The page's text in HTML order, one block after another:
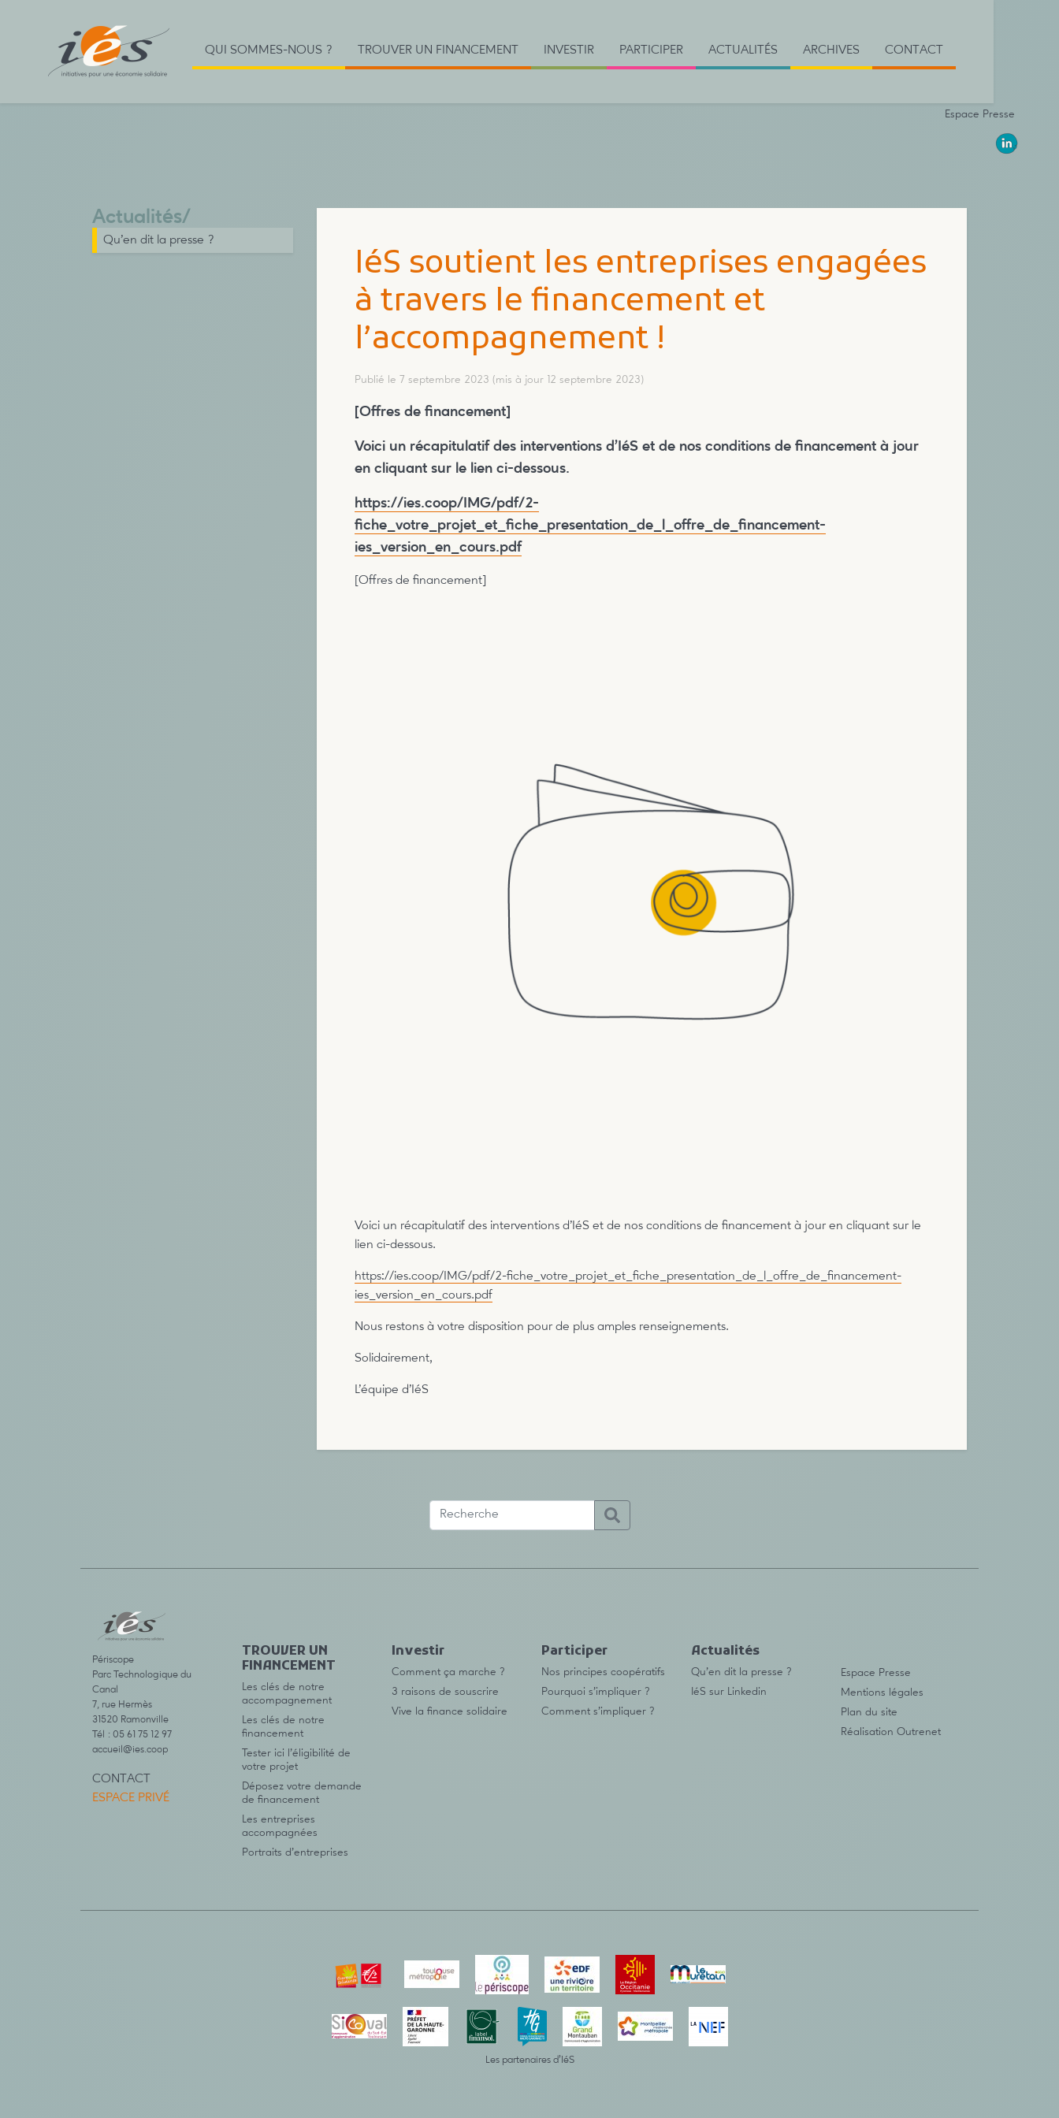
QUI SOMMES-NOUS ? TROUVER UN FINANCEMENT INVESTIR PARTICIPER ACTUALITÉS ARCHIVES CONTACT
Espace Presse
IéS soutient les entreprises engagées
à travers le financement et
l’accompagnement !
Publié le 7 septembre 2023 (mis à jour 12 septembre 2023)
[Offres de financement]
Voici un récapitulatif des interventions d’IéS et de nos conditions de financement à jour
en cliquant sur le lien ci-dessous.
https://ies.coop/IMG/pdf/2-
fiche_votre_projet_et_fiche_presentation_de_l_offre_de_financement-
ies_version_en_cours.pdf
[Offres de financement]
Voici un récapitulatif des interventions d’IéS et de nos conditions de financement à jour en cliquant sur le
lien ci-dessous.
https://ies.coop/IMG/pdf/2-fiche_votre_projet_et_fiche_presentation_de_l_offre_de_financement-
ies_version_en_cours.pdf
Nous restons à votre disposition pour de plus amples renseignements.
Solidairement,
L’équipe d’IéS
Actualités/
Qu’en dit la presse ?
Périscope
Parc Technologique du
Canal
7, rue Hermès
31520 Ramonville
Tél : 05 61 75 12 97
accueil@ies.coop
CONTACT
ESPACE PRIVÉ
TROUVER UN
FINANCEMENT
Les clés de notre
accompagnement
Les clés de notre
financement
Tester ici l’éligibilité de
votre projet
Déposez votre demande
de financement
Les entreprises
accompagnées
Portraits d’entreprises
Investir
Comment ça marche ?
3 raisons de souscrire
Vive la finance solidaire
Participer
Nos principes coopératifs
Pourquoi s’impliquer ?
Comment s’impliquer ?
Actualités
Qu’en dit la presse ?
IéS sur Linkedin
Espace Presse
Mentions légales
Plan du site
Réalisation Outrenet
Les partenaires d’IéS